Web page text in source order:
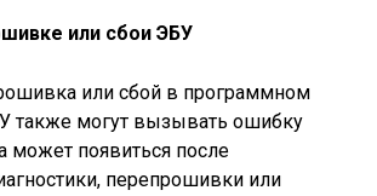
или сбои ЭБУ
или сбой в программном
также могут вызывать ошибку
может появиться после
перепрошивки или